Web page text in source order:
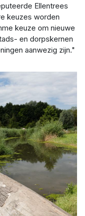
Ellentrees
keuzes worden
keuze om nieuwe
en dorpskernen
aanwezig zijn."